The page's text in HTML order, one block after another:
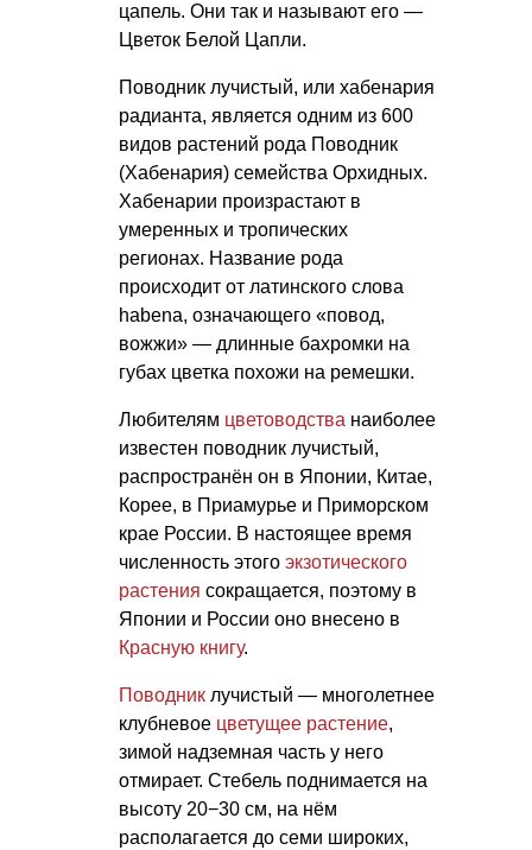
цапель. Они так и называют его —
Цветок Белой Цапли.
Поводник лучистый, или хабенария
радианта, является одним из 600
видов растений рода Поводник
(Хабенария) семейства Орхидных.
Хабенарии произрастают в
умеренных и тропических
регионах. Название рода
происходит от латинского слова
habena, означающего «повод,
вожжи» — длинные бахромки на
губах цветка похожи на ремешки.
Любителям цветоводства наиболее
известен поводник лучистый,
распространён он в Японии, Китае,
Корее, в Приамурье и Приморском
крае России. В настоящее время
численность этого экзотического
растения сокращается, поэтому в
Японии и России оно внесено в
Красную книгу.
Поводник лучистый — многолетнее
клубневое цветущее растение,
зимой надземная часть у него
отмирает. Стебель поднимается на
высоту 20−30 см, на нём
располагается до семи широких,